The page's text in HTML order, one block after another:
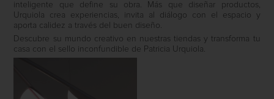
inteligente que define su obra. Más que diseñar productos,
Urquiola crea experiencias, invita al diálogo con el espacio y
aporta calidez a través del buen diseño.
Descubre su mundo creativo en nuestras tiendas y transforma tu
casa con el sello inconfundible de Patricia Urquiola.